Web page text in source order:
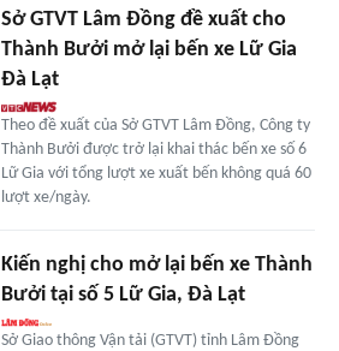
Sở GTVT Lâm Đồng đề xuất cho
Thành Bưởi mở lại bến xe Lữ Gia
Đà Lạt
Theo đề xuất của Sở GTVT Lâm Đồng, Công ty
Thành Bưởi được trở lại khai thác bến xe số 6
Lữ Gia với tổng lượt xe xuất bến không quá 60
lượt xe/ngày.
Kiến nghị cho mở lại bến xe Thành
Bưởi tại số 5 Lữ Gia, Đà Lạt
Sở Giao thông Vận tải (GTVT) tỉnh Lâm Đồng